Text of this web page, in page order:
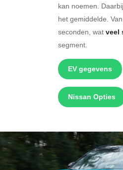
kan noemen.
het gemiddelde.
seconden, wat veel
segment.
EV gegevens
Nissan Opties